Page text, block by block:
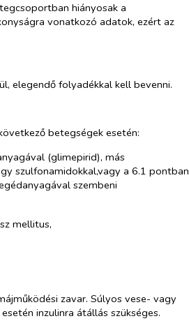
hiányosak a
vonatkozó adatok, ezért az
elegendő folyadékkal kell bevenni.
betegségek esetén:
(glimepirid), más
szulfonamidokkal,vagy a 6.1 pontban
szembeni
mellitus,
zavar. Súlyos vese- vagy
inzulinra átállás szükséges.